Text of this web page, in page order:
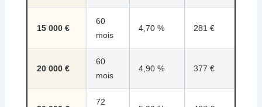
15 000 €
60
mois
4,70 % 281 €
20 000 €
60
mois
4,90 % 377 €
72